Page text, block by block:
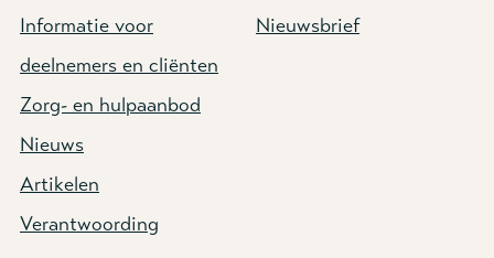
Informatie voor
deelnemers en cliënten
Zorg- en hulpaanbod
Nieuws
Artikelen
Verantwoording
Nieuwsbrief